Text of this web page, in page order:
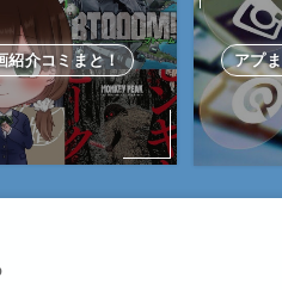
紹介コミまと！ アプ